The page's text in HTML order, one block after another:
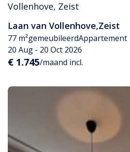
Laan van Vollenhove,Zeist
77 m²gemeubileerdAppartement
20 Aug - 20 Oct 2026
€ 1.745/maand incl.